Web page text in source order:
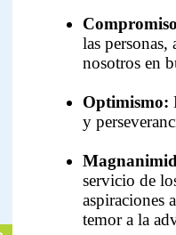
las personas,
nosotros en
Optimismo:
y
servicio de
aspiraciones
temor a la